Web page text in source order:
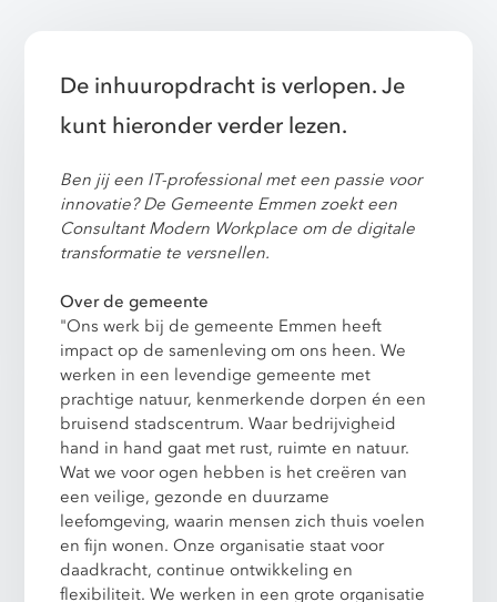
De inhuuropdracht is verlopen. Je
kunt hieronder verder lezen.
Ben jij een IT-professional met een passie voor
innovatie? De Gemeente Emmen zoekt een
Consultant Modern Workplace om de digitale
transformatie te versnellen.
Over de gemeente
"Ons werk bij de gemeente Emmen heeft
impact op de samenleving om ons heen. We
werken in een levendige gemeente met
prachtige natuur, kenmerkende dorpen én een
bruisend stadscentrum. Waar bedrijvigheid
hand in hand gaat met rust, ruimte en natuur.
Wat we voor ogen hebben is het creëren van
een veilige, gezonde en duurzame
leefomgeving, waarin mensen zich thuis voelen
en fijn wonen. Onze organisatie staat voor
daadkracht, continue ontwikkeling en
flexibiliteit. We werken in een grote organisatie